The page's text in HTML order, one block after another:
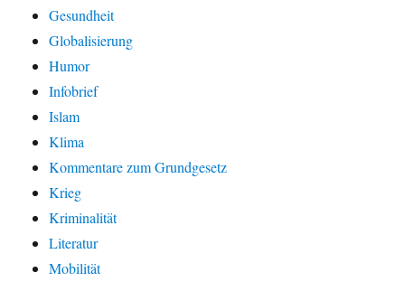
Gesundheit
Globalisierung
Humor
Infobrief
Islam
Klima
Kommentare zum Grundgesetz
Krieg
Kriminalität
Literatur
Mobilität